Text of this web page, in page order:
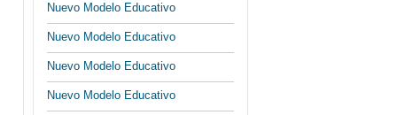
Nuevo Modelo Educativo
Nuevo Modelo Educativo
Nuevo Modelo Educativo
Nuevo Modelo Educativo